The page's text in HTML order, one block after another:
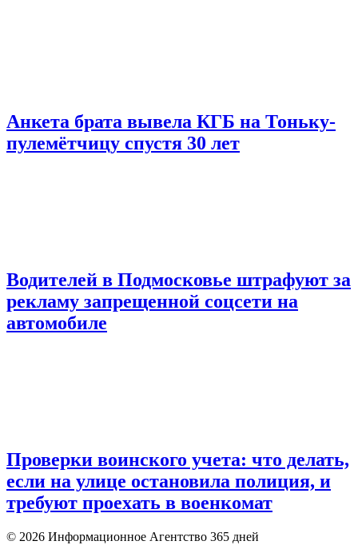
Анкета брата вывела КГБ на Тоньку-
пулемётчицу спустя 30 лет
Водителей в Подмосковье штрафуют за
рекламу запрещенной соцсети на
автомобиле
Проверки воинского учета: что делать,
если на улице остановила полиция, и
требуют проехать в военкомат
© 2026 Информационное Агентство 365 дней